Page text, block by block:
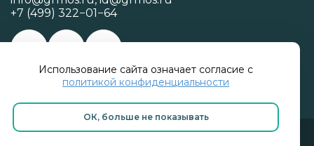
Использование сайта означает согласие с
политикой конфиденциальности
ОК, больше не показывать
+7 (499) 322−01−64
Политика конфиденциальности